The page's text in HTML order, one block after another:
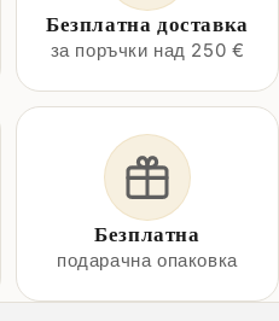
Безплатна доставка
за поръчки над 250 €
Безплатна
подарачна опаковка